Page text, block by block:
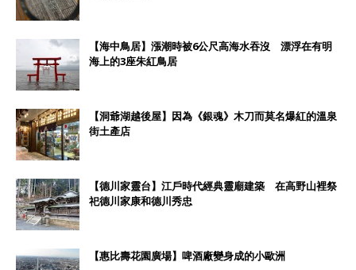
【海中鳥居】漲潮時被6公尺高海水吞沒 漂浮在有明
海上的3座朱紅鳥居
【洞爺湖越後屋】因為《銀魂》木刀而莫名爆紅的溫泉
街土產店
【德川家靈台】江戶時代經典靈廟建築 在高野山裡祭
祀德川家康和德川秀忠
【惠比壽花園廣場】啤酒廠變身成的小歐洲